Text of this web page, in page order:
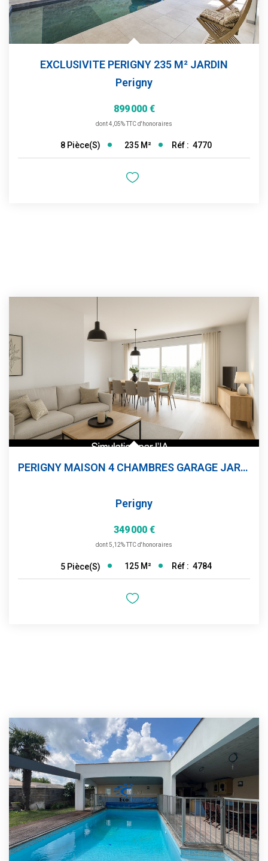
EXCLUSIVITE PERIGNY 235 M² JARDIN
Perigny
899 000 €
dont 4,05% TTC d'honoraires
8 Pièce(s) 235 M² Réf : 4770
PERIGNY MAISON 4 CHAMBRES GARAGE JARDIN PARKING
Perigny
349 000 €
dont 5,12% TTC d'honoraires
5 Pièce(s) 125 M² Réf : 4784